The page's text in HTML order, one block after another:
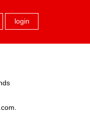
login